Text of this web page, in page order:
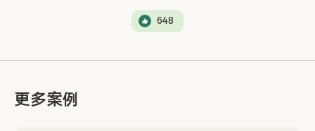
648
更多案例